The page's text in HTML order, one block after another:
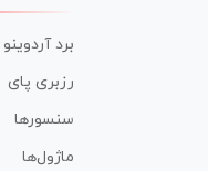
برد آردوینو
رزبری پای
سنسورها
ماژول‌ها